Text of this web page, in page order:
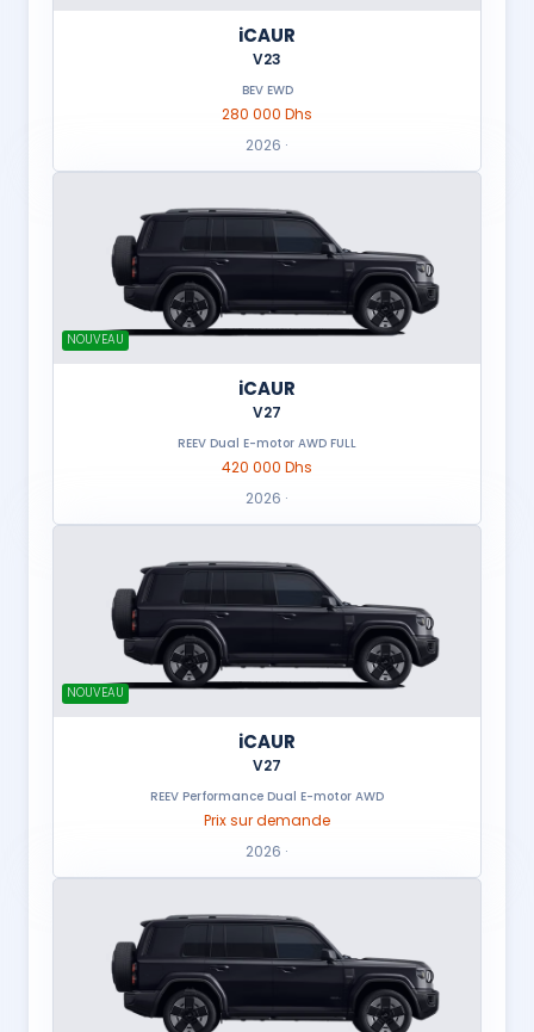
iCAUR
V23
BEV EWD
280 000 Dhs
2026 ·
NOUVEAU
iCAUR
V27
REEV Dual E-motor AWD FULL
420 000 Dhs
2026 ·
NOUVEAU
iCAUR
V27
REEV Performance Dual E-motor AWD
Prix sur demande
2026 ·